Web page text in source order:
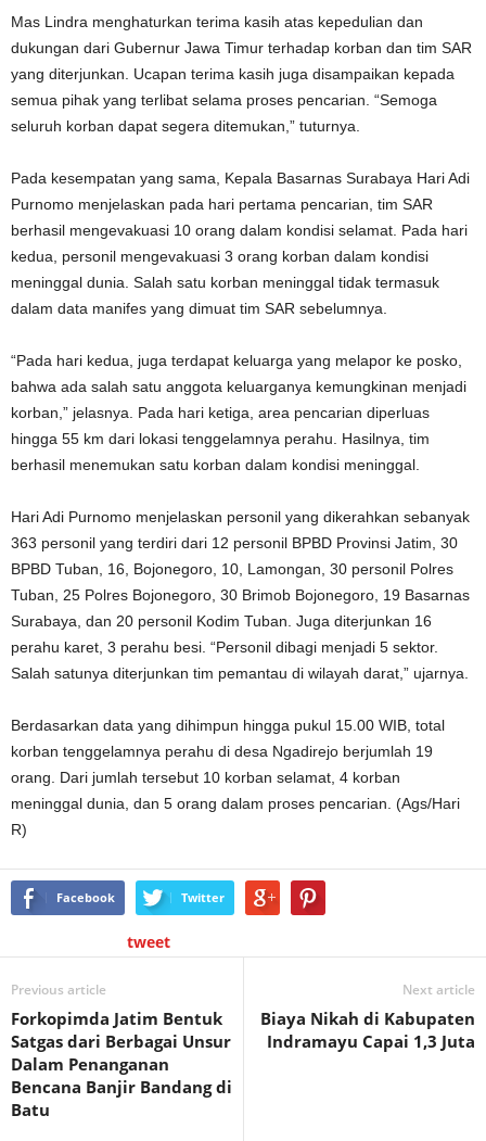
Mas Lindra menghaturkan terima kasih atas kepedulian dan
dukungan dari Gubernur Jawa Timur terhadap korban dan tim SAR
yang diterjunkan. Ucapan terima kasih juga disampaikan kepada
semua pihak yang terlibat selama proses pencarian. “Semoga
seluruh korban dapat segera ditemukan,” tuturnya.
Pada kesempatan yang sama, Kepala Basarnas Surabaya Hari Adi
Purnomo menjelaskan pada hari pertama pencarian, tim SAR
berhasil mengevakuasi 10 orang dalam kondisi selamat. Pada hari
kedua, personil mengevakuasi 3 orang korban dalam kondisi
meninggal dunia. Salah satu korban meninggal tidak termasuk
dalam data manifes yang dimuat tim SAR sebelumnya.
“Pada hari kedua, juga terdapat keluarga yang melapor ke posko,
bahwa ada salah satu anggota keluarganya kemungkinan menjadi
korban,” jelasnya. Pada hari ketiga, area pencarian diperluas
hingga 55 km dari lokasi tenggelamnya perahu. Hasilnya, tim
berhasil menemukan satu korban dalam kondisi meninggal.
Hari Adi Purnomo menjelaskan personil yang dikerahkan sebanyak
363 personil yang terdiri dari 12 personil BPBD Provinsi Jatim, 30
BPBD Tuban, 16, Bojonegoro, 10, Lamongan, 30 personil Polres
Tuban, 25 Polres Bojonegoro, 30 Brimob Bojonegoro, 19 Basarnas
Surabaya, dan 20 personil Kodim Tuban. Juga diterjunkan 16
perahu karet, 3 perahu besi. “Personil dibagi menjadi 5 sektor.
Salah satunya diterjunkan tim pemantau di wilayah darat,” ujarnya.
Berdasarkan data yang dihimpun hingga pukul 15.00 WIB, total
korban tenggelamnya perahu di desa Ngadirejo berjumlah 19
orang. Dari jumlah tersebut 10 korban selamat, 4 korban
meninggal dunia, dan 5 orang dalam proses pencarian. (Ags/Hari
R)
Facebook Twitter
tweet
Previous article
Forkopimda Jatim Bentuk
Satgas dari Berbagai Unsur
Dalam Penanganan
Bencana Banjir Bandang di
Batu
Next article
Biaya Nikah di Kabupaten
Indramayu Capai 1,3 Juta